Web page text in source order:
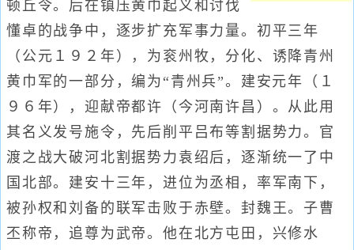
顿丘令。后在镇压黄巾起义和讨伐
懂卓的战争中，逐步扩充军事力量。初平三年
（公元１９２年），为衮州牧，分化、诱降青州
黄巾军的一部分，编为“青州兵”。建安元年（１
９６年），迎献帝都许（今河南许昌）。从此用
其名义发号施令，先后削平吕布等割据势力。官
渡之战大破河北割据势力袁绍后，逐渐统一了中
国北部。建安十三年，进位为丞相，率军南下，
被孙权和刘备的联军击败于赤壁。封魏王。子曹
丕称帝，追尊为武帝。他在北方屯田，兴修水